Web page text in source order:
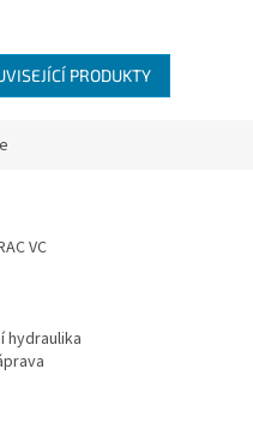
PRODUKTY
VC
hydraulika